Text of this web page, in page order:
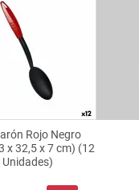
Rojo Negro
x 32,5 x 7 cm) (12
Unidades)